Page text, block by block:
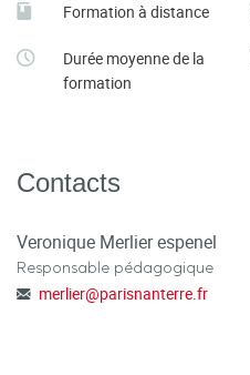
Formation à distance
Durée moyenne de la
formation
Contacts
Veronique Merlier espenel
Responsable pédagogique
merlier@parisnanterre.fr